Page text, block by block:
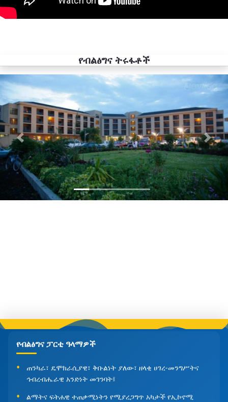
የብልፅግና ትሩፋቶች
Previous Next
የብልፅግና ፓርቲ ዓላማዎች
ጠንካራ፣ ዴሞክራሲያዊ፣ ቅቡልነት ያለው፣ ዘላቂ ሀገረ-መንግሥትና
ኅብረብሔራዊ አንድነት መገንባት፤
ልማትና ፍትሐዊ ተጠቃሚነትን የሚያረጋግጥ አካታች የኢኮኖሚ